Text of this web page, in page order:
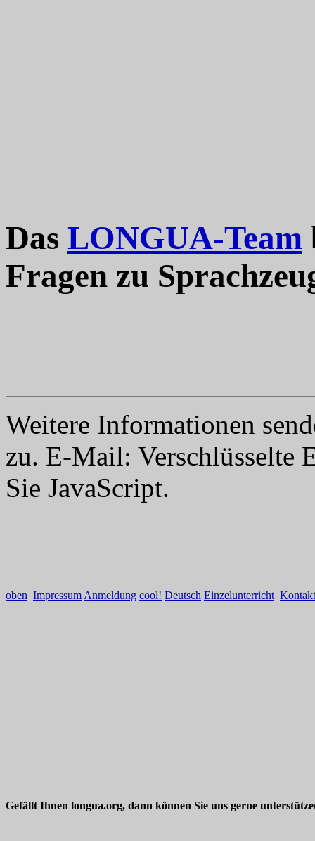
Das LONGUA-Team
Fragen zu
Weitere Informationen
zu. E-Mail: Verschlüsselte
Sie JavaScript.
oben Impressum Anmeldung cool! Deutsch Einzelunterricht Kontakt
Gefällt Ihnen longua.org, dann können Sie uns gerne